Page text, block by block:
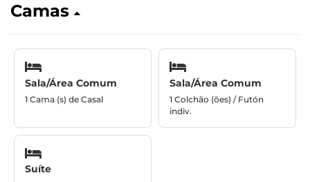
Camas
Sala/Área Comum
1 Cama (s) de Casal
Sala/Área Comum
1 Colchão (ões) / Futón
indiv.
Suíte